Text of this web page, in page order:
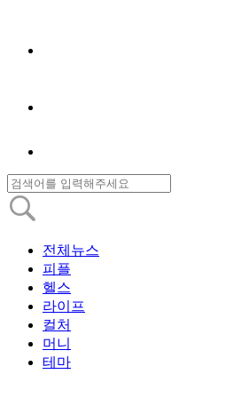
전체뉴스
피플
헬스
라이프
컬처
머니
테마